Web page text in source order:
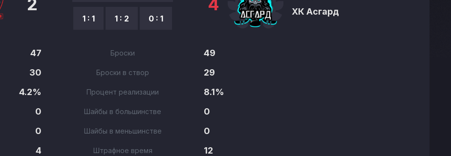
2
1 : 1 1 : 2 0 : 1
ХК Асгард
4
47 Броски
49
30
Броски в створ
29
4.2%
Процент реализации
8.1%
0
Шайбы в большинстве
0
0
Шайбы в меньшинстве
0
4
Штрафное время
12